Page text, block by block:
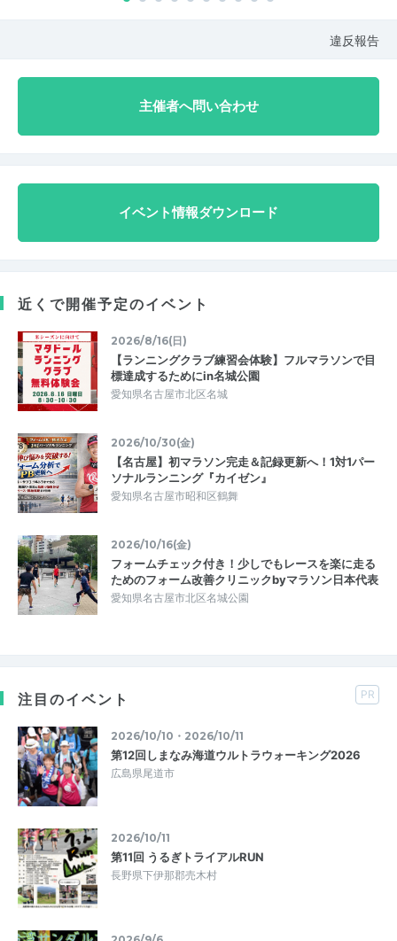
違反報告
主催者へ問い合わせ
イベント情報ダウンロード
近くで開催予定のイベント
2026/8/16(日)
【ランニングクラブ練習会体験】フルマラソンで目
標達成するためにin名城公園
愛知県名古屋市北区名城
2026/10/30(金)
【名古屋】初マラソン完走＆記録更新へ！1対1パー
ソナルランニング『カイゼン』
愛知県名古屋市昭和区鶴舞
2026/10/16(金)
フォームチェック付き！少しでもレースを楽に走る
ためのフォーム改善クリニックbyマラソン日本代表
愛知県名古屋市北区名城公園
注目のイベント PR
2026/10/10・2026/10/11
第12回しまなみ海道ウルトラウォーキング2026
広島県尾道市
2026/10/11
第11回 うるぎトライアルRUN
長野県下伊那郡売木村